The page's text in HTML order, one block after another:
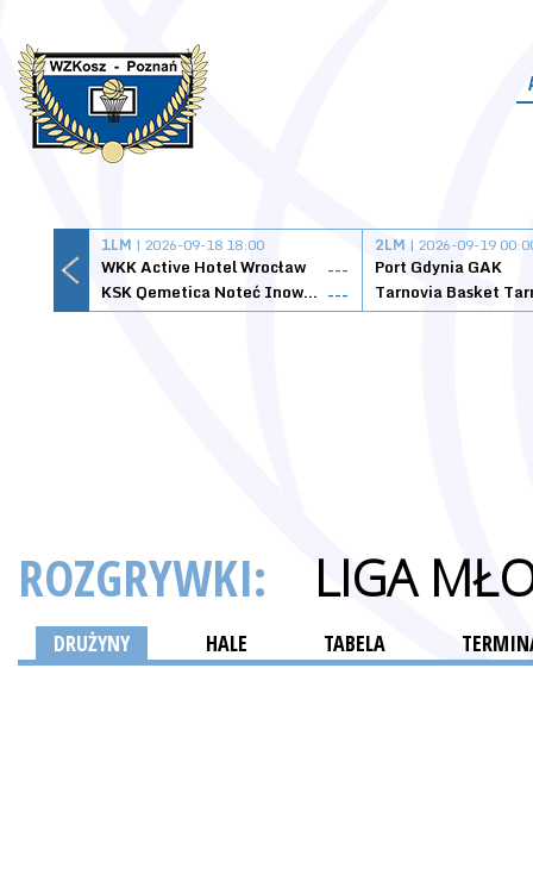
1LM | 2026-09-18 18:00
WKK Active Hotel Wrocław
---
KSK Qemetica Noteć Inowrocław ---
2LM | 2026-09-19
Port Gdynia GAK
ROZGRYWKI: LIGA
DRUŻYNY HALE TABELA